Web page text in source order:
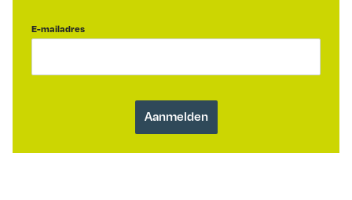
E-mailadres